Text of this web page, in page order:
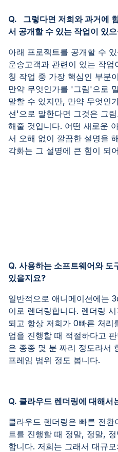
Q. 그렇다면 저희와 과거에
서 공개할 수 있는 작업이 있
아래 프로젝트를 공개할 수
운송고객과 관련이 있는 작
칭 작업 중 가장 핵심인 부분
만약 무엇인가를 '그림'으로
말할 수 있지만, 만약 무엇인
션'으로 말한다면 그것은 그
해줄 것입니다. 어떤 새로운
서 오해 없이 깔끔한 설명을
각화는 그 설명에 큰 힘이 되
Q. 사용하는 소프트웨어와 도
있을지요?
일반적으로 애니메이션에는
이로 렌더링합니다. 렌더링
되고 항상 저희가 0빠른 처리
업을 진행할 때 적절하다고
은 종종 몇 분 짜리 정도라서
프레임 범위 정도 봅니다.
Q. 클라우드 렌더링에 대해서
클라우드 렌더링은 빠른 전
트를 진행할 때 정말, 정말,
합니다. 저희는 그래서 대규